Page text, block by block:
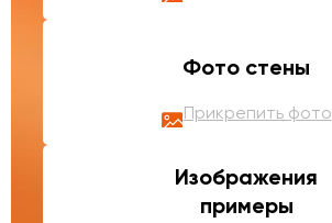
Фото стены
Прикрепить фото
Изображения
примеры